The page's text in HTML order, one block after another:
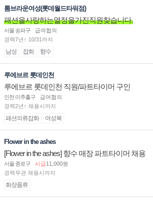
톰브라운여성(롯데월드타워점)
패션을사랑하는열정을가진직원찾습니다.
서울 송파구
급여협의
경력7년↑ 10/31까지
남성 잡화 향수
루에브르 롯데인천
루에브르 롯데인천 직원/파트타이머 구인
인천 미추홀구
급여협의
경력2년↑ 채용시까지
패션의류잡화 여성복
Flower in the ashes
[Flower in the ashes] 향수 매장 파트타이머 채용
서울 종로구 시급11,000원
경력무관 채용시까지
화장품류